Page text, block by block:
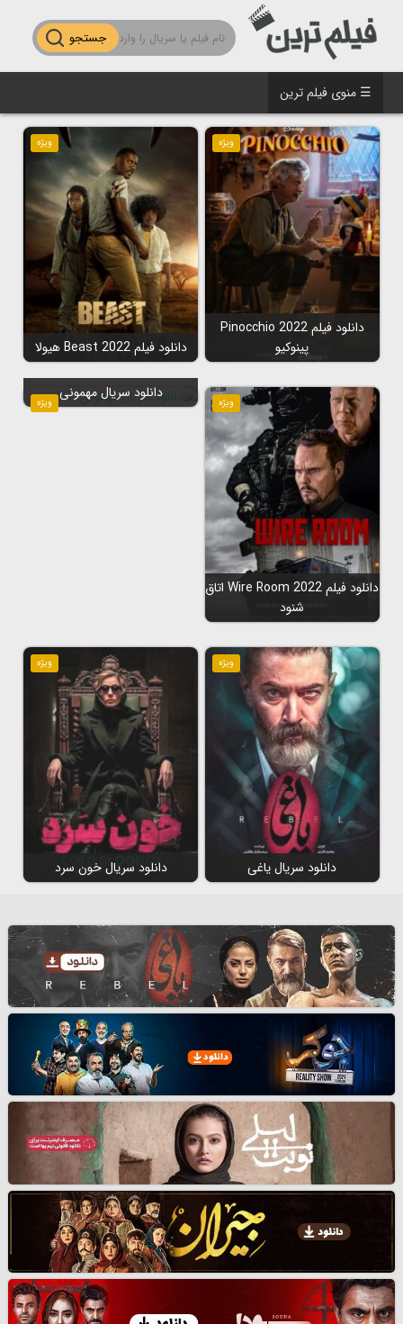
جستجو
☰ منوی فیلم ترین
ویژه
دانلود فیلم Pinocchio 2022
پینوکیو
ویژه
دانلود فیلم Beast 2022 هیولا
ویژه
دانلود فیلم Wire Room 2022 اتاق
شنود
ویژه
دانلود سریال مهمونی
ویژه
دانلود سریال یاغی
ویژه
دانلود سریال خون سرد